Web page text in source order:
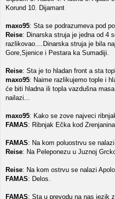
Korund 10. Dijamant
maxo95: Sta se podrazumeva pod
Reise: Dinarska struja je jedna od 4
razlikovao....Dinarska struja je bila
Gore,Sjenice i Pestara ka Sumadiji.
Reise: Sta je to hladan front a sta
maxo95: Naime razlikujemo tople i
će biti hladna ili topla vazdušna
nailazi...
maxo95: Kako se zove najveci
FAMAS: Ribnjak Ečka kod
FAMAS: Na kom poluostrvu se
Reise: Na Peleponezu u Juznoj
Reise: Na kom ostrvu se nalazi
FAMAS: Delos.
FAMAS: Sta u prevodu na nas jezik